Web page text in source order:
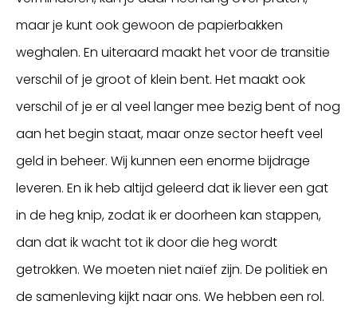
maar je kunt ook gewoon de papierbakken
weghalen. En uiteraard maakt het voor de transitie
verschil of je groot of klein bent. Het maakt ook
verschil of je er al veel langer mee bezig bent of nog
aan het begin staat, maar onze sector heeft veel
geld in beheer. Wij kunnen een enorme bijdrage
leveren. En ik heb altijd geleerd dat ik liever een gat
in de heg knip, zodat ik er doorheen kan stappen,
dan dat ik wacht tot ik door die heg wordt
getrokken. We moeten niet naïef zijn. De politiek en
de samenleving kijkt naar ons. We hebben een rol.